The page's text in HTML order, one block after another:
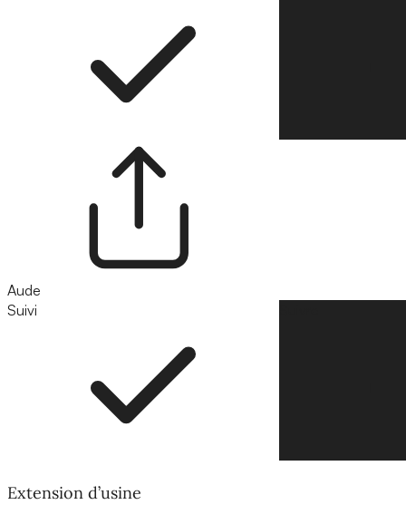
Aude
Suivi
Extension d’usine